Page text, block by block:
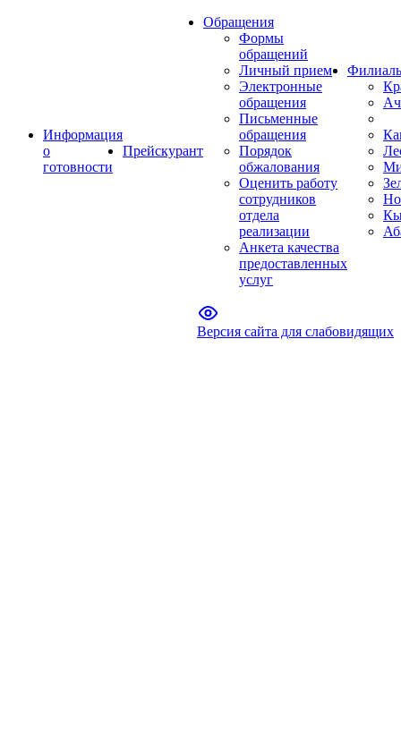
Информация
о
готовности
Прейскурант
Обращения
Формы
обращений
Личный прием
Электронные
обращения
Письменные
обращения
Порядок
обжалования
Оценить работу
сотрудников
отдела
реализации
Анкета качества
предоставленных
услуг
Версия сайта для слабовидящих